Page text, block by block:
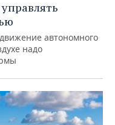
автономного
надо